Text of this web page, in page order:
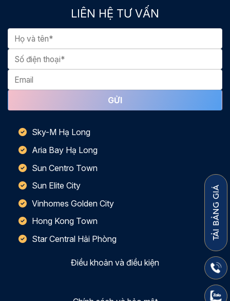
LIÊN HỆ TƯ VẤN
Sky-M Hạ Long
Aria Bay Hạ Long
Sun Centro Town
Sun Elite City
Vinhomes Golden City
Hong Kong Town
Star Central Hải Phòng
Điều khoản và điều kiện
TẢI BẢNG GIÁ